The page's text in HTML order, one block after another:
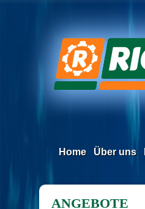
Home Über uns
ANGEBOTE